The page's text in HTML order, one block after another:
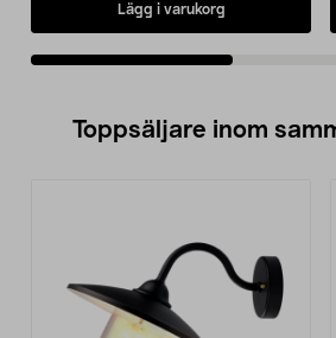
Lägg i varukorg
Toppsäljare inom